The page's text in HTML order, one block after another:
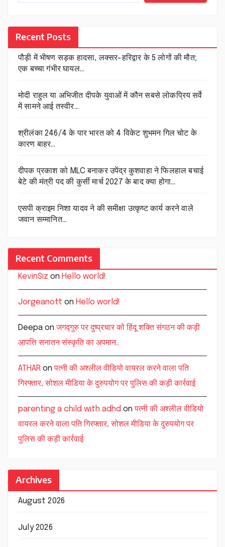
Recent Posts
पौड़ी में भीषण सड़क हादसा, लक्सर-हरिद्वार के 5 लोगों की मौत;
एक बच्चा गंभीर घायल…
मोदी राहुल या अभिजीत दीपके युवाओं में कौन सबसे लोकप्रिय सर्वे
में सामने आई तस्वीर…
श्रीलंका 246/4 के पार भारत को 4 विकेट शुभमन गिल चोट के
कारण बाहर…
दीपक प्रकाश को MLC बनाकर उपेंद्र कुशवाहा ने फिलहाल बचाई
बेटे की मंत्री पद की कुर्सी मार्च 2027 के बाद क्या होगा…
एसपी क्राइम निशा यादव ने की समीक्षा उत्कृष्ट कार्य करने वाले
जवान सम्मानित…
Recent Comments
KevinSiz on Hello world!
Jorgeanott on Hello world!
Deepa onजगद्गुरु पर दुष्प्रचार को हिंदू शक्ति संगठन की कड़ी
आपत्ति सनातन संस्कृति का अपमान..
ATHAR onपत्नी की अश्लील वीडियो वायरल करने वाला पति
गिरफ्तार, सोशल मीडिया के दुरुपयोग पर पुलिस की कड़ी कार्रवाई
parenting a child with adhd onपत्नी की अश्लील वीडियो
वायरल करने वाला पति गिरफ्तार, सोशल मीडिया के दुरुपयोग पर
पुलिस की कड़ी कार्रवाई
Archives
August 2026
July 2026